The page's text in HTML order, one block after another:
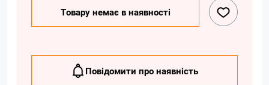
Товару немає в наявності
Повідомити про наявність